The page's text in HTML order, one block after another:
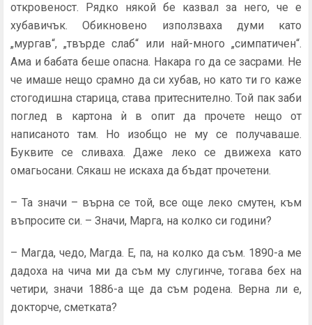
откровеност. Рядко някой бе казвал за него, че е
хубавичък. Обикновено използваха думи като
„мургав“, „твърде слаб“ или най-много „симпатичен“.
Ама и бабата беше опасна. Накара го да се засрами. Не
че имаше нещо срамно да си хубав, но като ти го каже
стогодишна старица, става притеснително. Той пак заби
поглед в картона ѝ в опит да прочете нещо от
написаното там. Но изобщо не му се получаваше.
Буквите се сливаха. Даже леко се движеха като
омагьосани. Сякаш не искаха да бъдат прочетени.
– Та значи – върна се той, все още леко смутен, към
въпросите си. – Значи, Марга, на колко си години?
– Магда, чедо, Магда. Е, па, на колко да съм. 1890-а ме
дадоха на чича ми да съм му слугинче, тогава бех на
четири, значи 1886-а ще да съм родена. Верна ли е,
докторче, сметката?